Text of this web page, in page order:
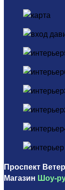
Проспект
Магазин Шоу-